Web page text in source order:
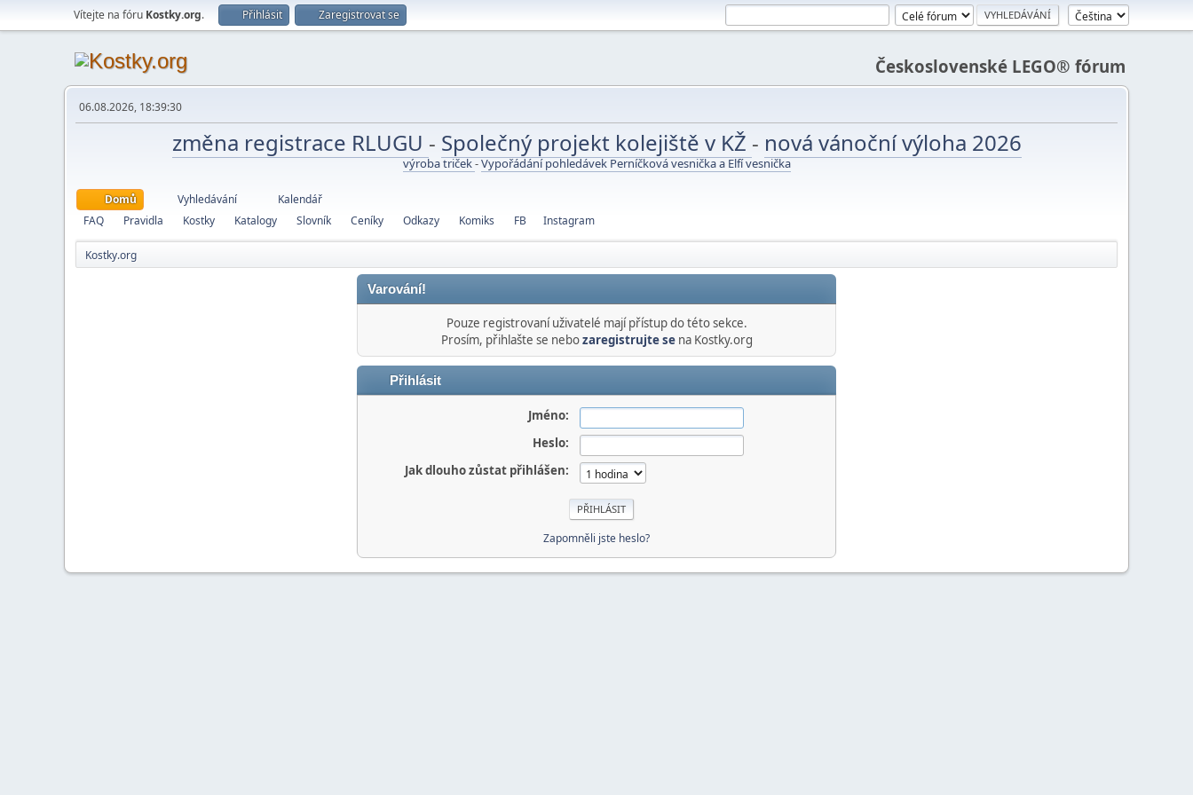
Vítejte na fóru Kostky.org. Přihlásit Zaregistrovat se
Československé LEGO® fórum
06.08.2026, 18:39:30
změna registrace RLUGU - Společný projekt kolejiště v KŽ - nová vánoční výloha 2026
výroba triček-Vypořádání pohledávek Perníčková vesnička a Elfí vesnička
Domů Vyhledávání
Kalendář
FAQ
Pravidla Kostky Katalogy Slovník Ceníky Odkazy Komiks FB Instagram
Kostky.org
Varování!
Pouze registrovaní uživatelé mají přístup do této sekce.
Prosím, přihlašte se nebozaregistrujte sena Kostky.org
Přihlásit
Jméno:
Heslo:
Jak dlouho zůstat přihlášen:
Zapomněli jste heslo?